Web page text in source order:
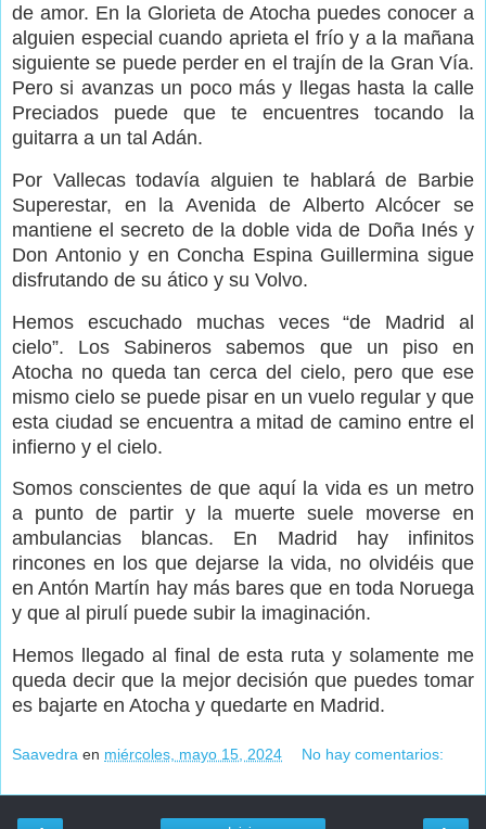
de amor. En la Glorieta de Atocha puedes conocer a
alguien especial cuando aprieta el frío y a la mañana
siguiente se puede perder en el trajín de la Gran Vía.
Pero si avanzas un poco más y llegas hasta la calle
Preciados puede que te encuentres tocando la
guitarra a un tal Adán.
Por Vallecas todavía alguien te hablará de Barbie
Superestar, en la Avenida de Alberto Alcócer se
mantiene el secreto de la doble vida de Doña Inés y
Don Antonio y en Concha Espina Guillermina sigue
disfrutando de su ático y su Volvo.
Hemos escuchado muchas veces “de Madrid al
cielo”. Los Sabineros sabemos que un piso en
Atocha no queda tan cerca del cielo, pero que ese
mismo cielo se puede pisar en un vuelo regular y que
esta ciudad se encuentra a mitad de camino entre el
infierno y el cielo.
Somos conscientes de que aquí la vida es un metro
a punto de partir y la muerte suele moverse en
ambulancias blancas. En Madrid hay infinitos
rincones en los que dejarse la vida, no olvidéis que
en Antón Martín hay más bares que en toda Noruega
y que al pirulí puede subir la imaginación.
Hemos llegado al final de esta ruta y solamente me
queda decir que la mejor decisión que puedes tomar
es bajarte en Atocha y quedarte en Madrid.
Saavedra en miércoles, mayo 15, 2024 No hay comentarios: